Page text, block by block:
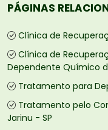
PÁGINAS
Clínica de
Clínica de
Dependente Químico
Tratamento para
Tratamento pelo
Jarinu - SP